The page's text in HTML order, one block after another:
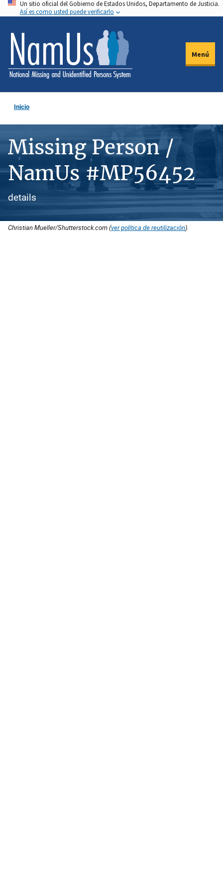
Pasar
al
contenido
principal
Un sitio oficial del Gobierno de Estados Unidos, Departamento de Justicia.
Así es como usted puede verificarlo
Menú
Inicio
Missing Person /
NamUs #MP56452
details
Christian Mueller/Shutterstock.com (ver política de reutilización).